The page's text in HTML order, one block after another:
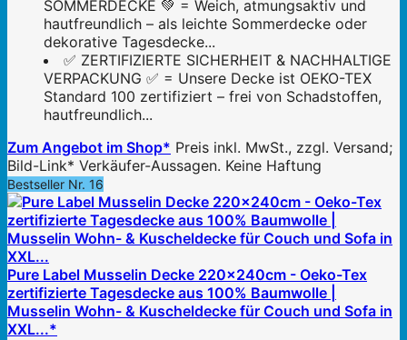
SOMMERDECKE 💚 = Weich, atmungsaktiv und
hautfreundlich – als leichte Sommerdecke oder
dekorative Tagesdecke...
✅ ZERTIFIZIERTE SICHERHEIT & NACHHALTIGE
VERPACKUNG ✅ = Unsere Decke ist OEKO-TEX
Standard 100 zertifiziert – frei von Schadstoffen,
hautfreundlich...
Zum Angebot im Shop* Preis inkl. MwSt., zzgl. Versand;
Bild-Link* Verkäufer-Aussagen. Keine Haftung
Bestseller Nr. 16
Pure Label Musselin Decke 220x240cm - Oeko-Tex
zertifizierte Tagesdecke aus 100% Baumwolle |
Musselin Wohn- & Kuscheldecke für Couch und Sofa in
XXL...*